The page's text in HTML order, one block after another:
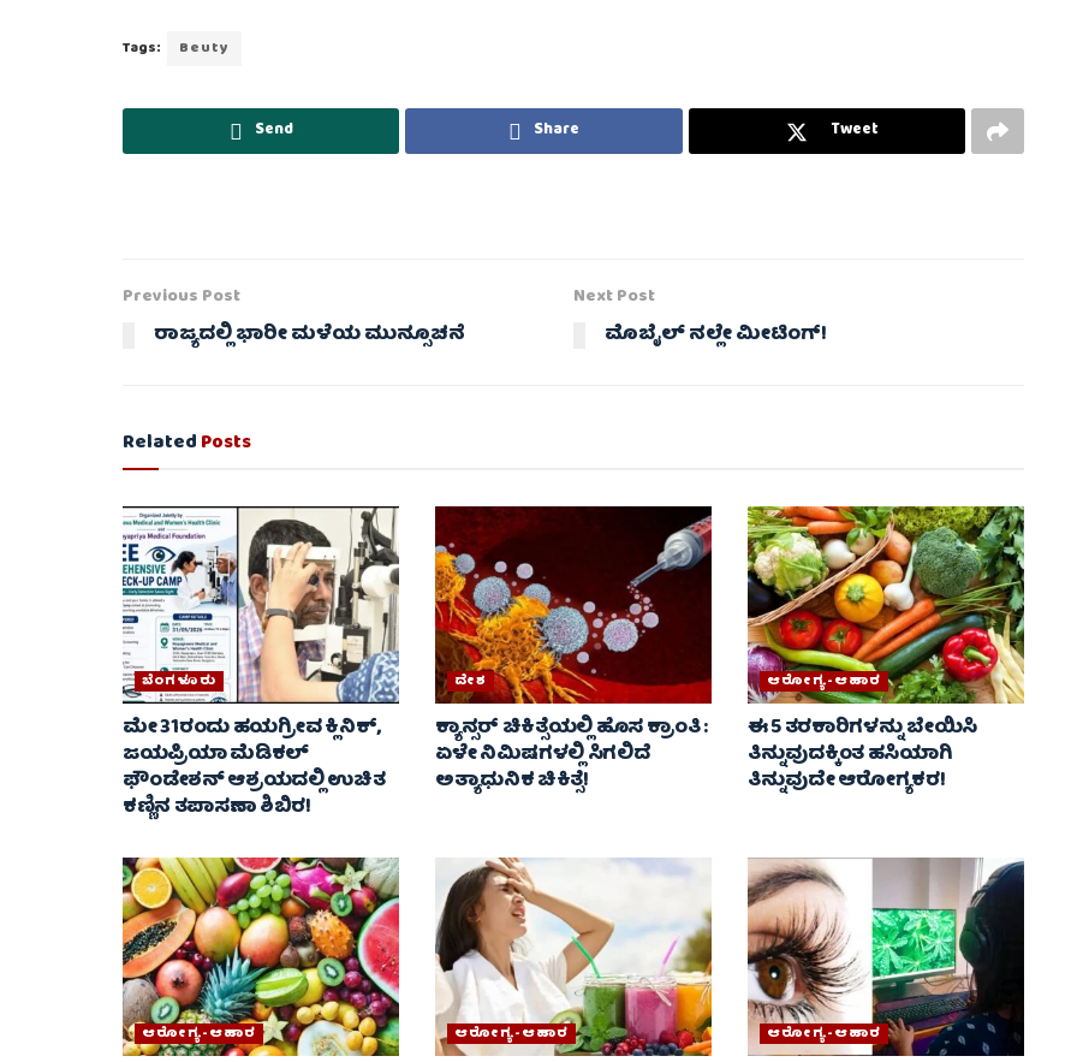
Tags: Beuty
Send Share Tweet
Previous Post
ರಾಜ್ಯದಲ್ಲಿ ಭಾರೀ ಮಳೆಯ ಮುನ್ಸೂಚನೆ
Next Post
ಮೊಬೈಲ್ ನಲ್ಲೇ ಮೀಟಿಂಗ್!
RelatedPosts
ಬೆಂಗಳೂರು
ಮೇ 31ರಂದು ಹಯಗ್ರೀವ ಕ್ಲಿನಿಕ್,
ಜಯಪ್ರಿಯಾ ಮೆಡಿಕಲ್
ಫೌಂಡೇಶನ್ ಆಶ್ರಯದಲ್ಲಿ ಉಚಿತ
ಕಣ್ಣಿನ ತಪಾಸಣಾ ಶಿಬಿರ!
ದೇಶ
ಕ್ಯಾನ್ಸರ್ ಚಿಕಿತ್ಸೆಯಲ್ಲಿ ಹೊಸ ಕ್ರಾಂತಿ :
ಏಳೇ ನಿಮಿಷಗಳಲ್ಲಿ ಸಿಗಲಿದೆ
ಅತ್ಯಾಧುನಿಕ ಚಿಕಿತ್ಸೆ!
ಆರೋಗ್ಯ-ಆಹಾರ
ಈ 5 ತರಕಾರಿಗಳನ್ನು ಬೇಯಿಸಿ
ತಿನ್ನುವುದಕ್ಕಿಂತ ಹಸಿಯಾಗಿ
ತಿನ್ನುವುದೇ ಆರೋಗ್ಯಕರ!
ಆರೋಗ್ಯ-ಆಹಾರ ಆರೋಗ್ಯ-ಆಹಾರ ಆರೋಗ್ಯ-ಆಹಾರ